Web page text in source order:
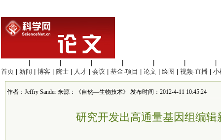
首页
新闻 博客 院士 人才 会议 基金·项目 论文 绘图 视频·直播 小
作者：Jeffry Sander 来源：《自然—生物技术》 发布时间：2012-4-11 10:45:24
研究开发出高通量基因组编辑